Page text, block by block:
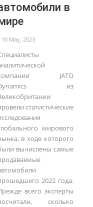
в
10 May, 2023
JATO
из
статистические
мирового
в ходе которого
вычислены самые
2022 года.
всего эксперты
сколько